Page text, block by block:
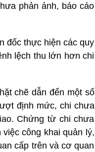
phản ánh, báo cáo
đốc thực hiện các quy
lệch thu lớn hơn chi
chẽ dẫn đến một số
định mức, chi chưa
Chứng từ chi chưa
công khai quản lý,
cấp trên và cơ quan